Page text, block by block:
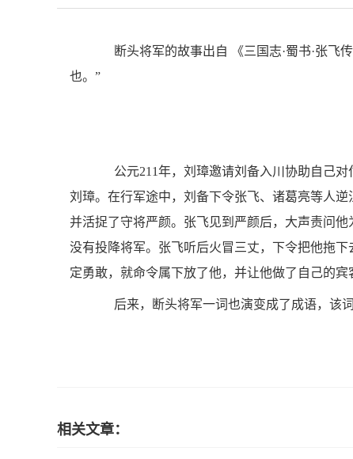
断头将军的故事出自 《三国志·蜀书·张飞
也。”
公元211年，刘璋邀请刘备入川协助自己对
刘璋。在行军途中，刘备下令张飞、诸葛亮等人
并活捉了守将严颜。张飞见到严颜后，大声责问
没有投降将军。张飞听后火冒三丈，下令把他拖
定勇敢，就命令属下放了他，并让他做了自己的宾
后来，断头将军一词也演变成了成语，该词
相关文章：